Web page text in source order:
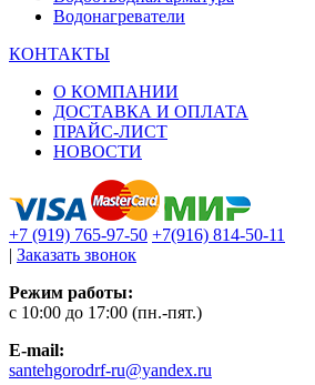
Водонагреватели
КОНТАКТЫ
О КОМПАНИИ
ДОСТАВКА И ОПЛАТА
ПРАЙС-ЛИСТ
НОВОСТИ
+7 (919) 765-97-50 +7(916) 814-50-11
| Заказать звонок
Режим работы:
c 10:00 до 17:00 (пн.-пят.)
E-mail:
santehgorodrf-ru@yandex.ru